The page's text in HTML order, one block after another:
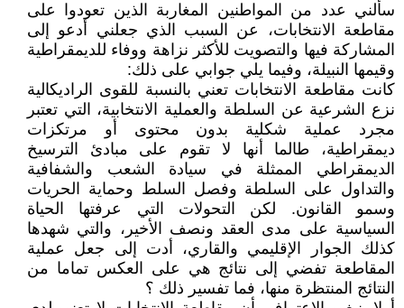
سألني عدد من المواطنين المغاربة الذين تعودوا على
مقاطعة الانتخابات، عن السبب الذي جعلني أدعو إلى
المشاركة فيها والتصويت للأكثر نزاهة ووفاء للديمقراطية
وقيمها النبيلة، وفيما يلي جوابي على ذلك:
كانت مقاطعة الانتخابات تعني بالنسبة للقوى الراديكالية
نزع الشرعية عن السلطة والعملية الانتخابية، التي تعتبر
مجرد عملية شكلية بدون محتوى أو مرتكزات
ديمقراطية، طالما أنها لا تقوم على مبادئ الترسيخ
الديمقراطي الممثلة في سيادة الشعب والشفافية
والتداول على السلطة وفصل السلط وحماية الحريات
وسمو القانون. لكن التحولات التي عرفتها الحياة
السياسية على مدى العقد ونصف الأخير، والتي شهدها
كذلك الجوار الإقليمي والقاري، أدت إلى جعل عملية
المقاطعة تفضي إلى نتائج هي على العكس تماما من
النتائج المنتظرة منها، فما تفسير ذلك ؟